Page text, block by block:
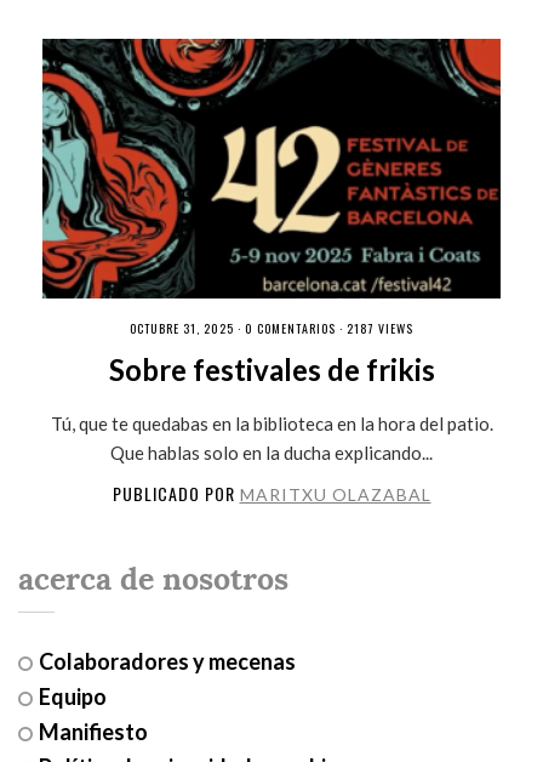
OCTUBRE 31, 2025 · 0 COMENTARIOS · 2187 VIEWS
Sobre festivales de frikis
Tú, que te quedabas en la biblioteca en la hora del patio.
Que hablas solo en la ducha explicando...
PUBLICADO POR MARITXU OLAZABAL
acerca de nosotros
Colaboradores y mecenas
Equipo
Manifiesto